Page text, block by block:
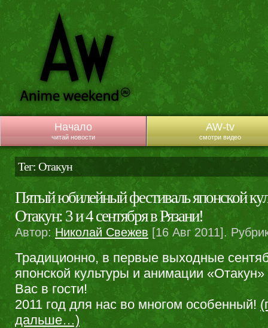
Начало
читай новости
AW-tv
смотри видео
Тег: Отакун
Пятый юбилейный фестиваль японской
Отакун: 3 и 4 сентября в Рязани!
Автор: Николай Свежев [16 Авг 2011].
Традиционно, в первые выходные
японской культуры и анимации «Отакун»
Вас в гости!
2011 год для нас во многом особенный!
дальше…)